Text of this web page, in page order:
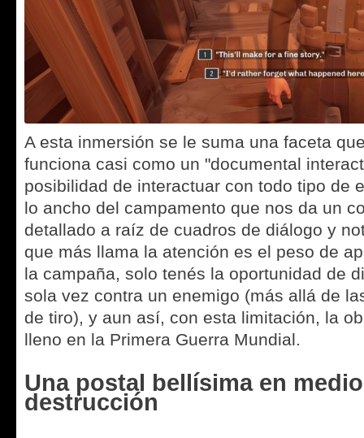
A esta inmersión se le suma una faceta
funciona casi como un "documental
posibilidad de interactuar con todo tipo de
lo ancho del campamento que nos da un
detallado a raíz de cuadros de diálogo y
que más llama la atención es el peso de
la campaña, solo tenés la oportunidad de
sola vez contra un enemigo (más allá de
de tiro), y aun así, con esta limitación, la
lleno en la Primera Guerra Mundial.
Una postal bellísima en
destrucción